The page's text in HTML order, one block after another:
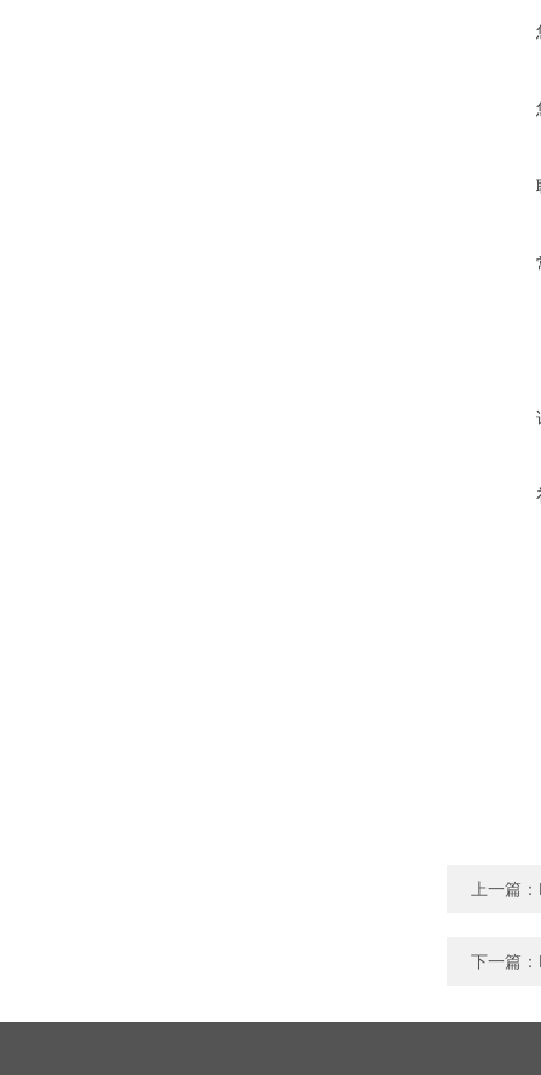
上一篇：
下一篇：